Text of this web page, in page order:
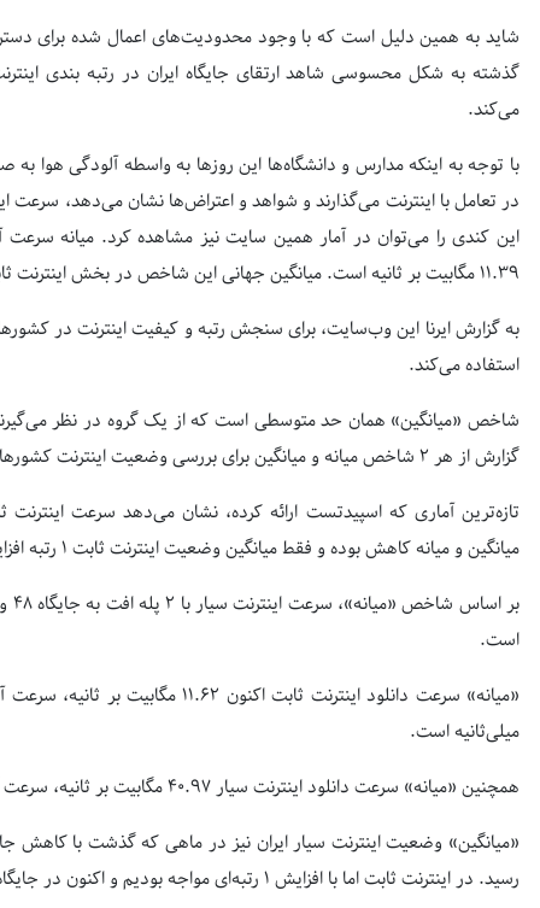
شاید به همین دلیل است که با وجود محدودیت‌های اعمال شده برای
گذشته به شکل محسوسی شاهد ارتقای جایگاه ایران در رتبه بندی
می‌کند.
با توجه به اینکه مدارس و دانشگاه‌ها این روزها به واسطه آلودگی هوا
در تعامل با اینترنت می‌گذارند و شواهد و اعتراض‌ها نشان می‌دهد،
۱۱.۳۹ مگابیت بر ثانیه است. میانگین جهانی این شاخص در بخش اینترنت ثابت ۳۱.۷۵ و در اینترنت سیار ۹.۳۴ است.
استفاده می‌کند.
شاخص «میانگین» همان حد متوسطی است که از یک گروه در نظر
گزارش از هر ۲ شاخص میانه و میانگین برای بررسی وضعیت اینترنت کشورهای جهان استفاده شده است.
میانگین و میانه کاهش بوده و فقط میانگین وضعیت اینترنت ثابت ۱ رتبه افزایش داشته است.
است.
میلی‌ثانیه است.
همچنین «میانه» سرعت دانلود اینترنت سیار ۴۰.۹۷ مگابیت بر ثانیه، سرعت آپلود ۱۱.۳۹ و میزان تاخیر ۲۹ میلی‌ثانیه است.
رسید. در اینترنت ثابت اما با افزایش ۱ رتبه‌ای مواجه بودیم و اکنون در جایگاه ۱۴۳ قرار داریم.